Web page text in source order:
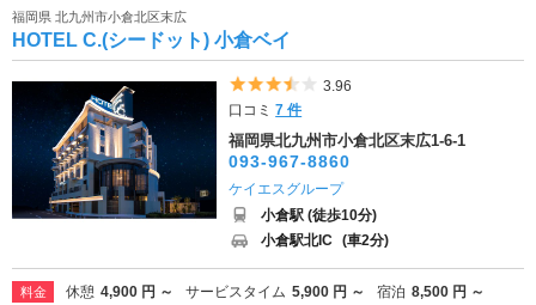
福岡県 北九州市小倉北区末広
HOTEL C.(シードット) 小倉ベイ
5つ星のうち3.5
3.96
口コミ7 件
福岡県北九州市小倉北区末広1-6-1
093-967-8860
ケイエスグループ
小倉駅 (徒歩10分)
小倉駅北IC (車2分)
料金 休憩 4,900 円 ～ サービスタイム 5,900 円 ～ 宿泊 8,500 円 ～